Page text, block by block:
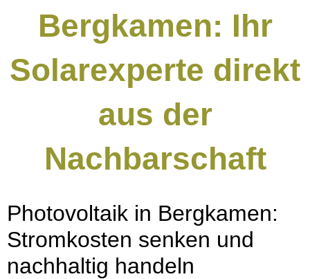
Bergkamen: Ihr
Solarexperte direkt
aus der
Nachbarschaft
Photovoltaik in Bergkamen:
Stromkosten senken und
nachhaltig handeln